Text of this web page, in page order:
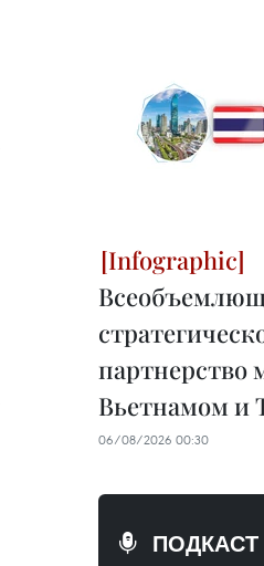
партнерство
Вьетнамом и
06/08/2026 00:30
ПОДКАСТ